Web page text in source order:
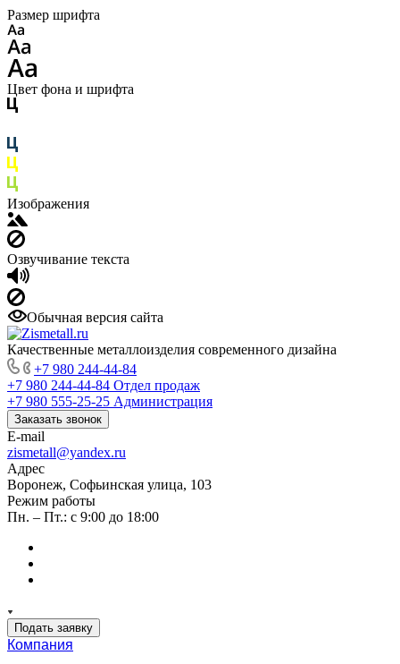
Размер шрифта
Цвет фона и шрифта
Изображения
Озвучивание текста
Обычная версия сайта
Качественные металлоизделия современного дизайна
+7 980 244-44-84
+7 980 244-44-84 Отдел продаж
+7 980 555-25-25 Администрация
Заказать звонок
E-mail
zismetall@yandex.ru
Адрес
Воронеж, Софьинская улица, 103
Режим работы
Пн. – Пт.: с 9:00 до 18:00
Подать заявку
Компания